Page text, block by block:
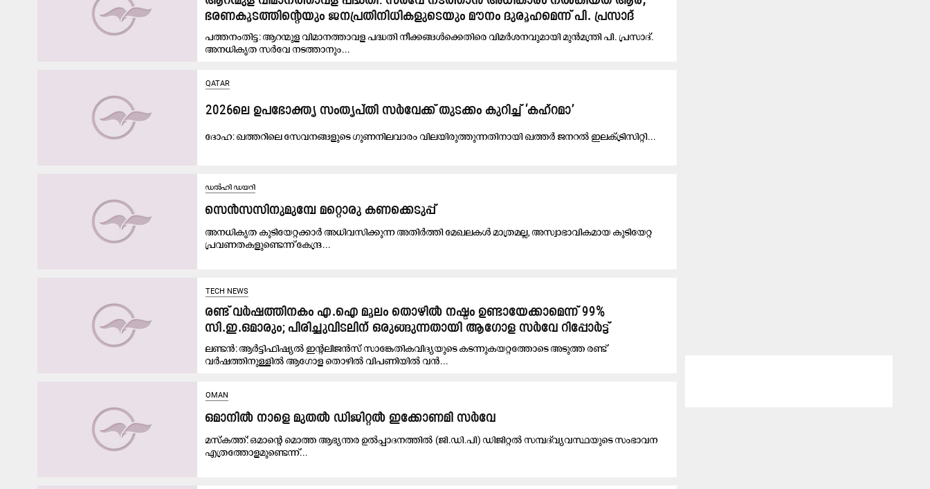
ഭരണകൂടത്തിന്റെയും ജനപ്രതിനിധികളുടെയും മൗനം ദുരൂഹമെന്ന് പി. പ്രസാദ്
പത്തനംതിട്ട: ആറന്മുള വിമാനത്താവള പദ്ധതി നീക്കങ്ങൾക്കെതിരെ വിമർശനവുമായി മുൻമന്ത്രി പി. പ്രസാദ്.
അനധികൃത സർവേ നടത്താനും...
QATAR
2026ലെ ​ഉ​പ​ഭോ​ക്തൃ സം​തൃ​പ്തി സ​ർ​വേ​ക്ക് തു​ട​ക്കം കു​റി​ച്ച് ‘ക​ഹ്‌​റ​മാ’
ദോ​ഹ: ഖ​ത്ത​റി​ലെ സേ​വ​ന​ങ്ങ​ളു​ടെ ഗു​ണ​നി​ല​വാ​രം വി​ല​യി​രു​ത്തു​ന്ന​തി​നാ​യി ഖ​ത്ത​ർ ജ​ന​റ​ൽ ഇ​ല​ക്ട്രി​സി​റ്റി...
ഡൽഹി ഡയറി
സെൻസസിനുമുമ്പേ മറ്റൊരു കണക്കെടുപ്പ്
അനധികൃത കുടിയേറ്റക്കാർ അധിവസിക്കുന്ന അതിർത്തി മേഖലകൾ മാത്രമല്ല, അസ്വാഭാവികമായ കുടിയേറ്റ
പ്രവണതകളുണ്ടെന്ന് കേന്ദ്ര...
TECH NEWS
രണ്ട് വർഷത്തിനകം എ.ഐ മൂലം തൊഴിൽ നഷ്ടം ഉണ്ടായേക്കാമെന്ന് 99%
സി.ഇ.ഒമാരും; പിരിച്ചുവിടലിന് ഒരുങ്ങുന്നതായി ആഗോള സർവേ റിപ്പോർട്ട്
ലണ്ടൻ: ആർട്ടിഫിഷ്യൽ ഇന്റലിജൻസ് സാങ്കേതികവിദ്യയുടെ കടന്നുകയറ്റത്തോടെ അടുത്ത രണ്ട്
വർഷത്തിനുള്ളിൽ ആഗോള തൊഴിൽ വിപണിയിൽ വൻ...
OMAN
ഒമാനിൽ നാളെ മുതൽ ഡിജിറ്റൽ ഇക്കോണമി സർവേ
മസ്‌കത്ത്: ഒമാന്റെ മൊത്ത ആഭ്യന്തര ഉൽപ്പാദനത്തിൽ (ജി.ഡി.പി) ഡിജിറ്റൽ സമ്പദ്‌വ്യവസ്ഥയുടെ സംഭാവന
എത്രത്തോളമുണ്ടെന്ന്...